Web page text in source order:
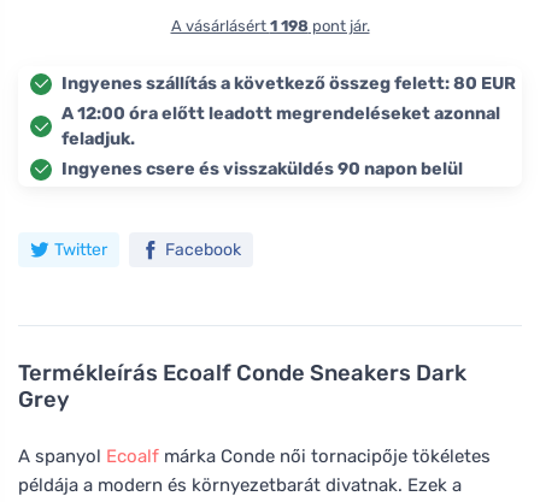
Termékleírás Ecoalf Conde Sneakers Dark
Grey
A spanyol Ecoalf márka Conde női tornacipője tökéletes
példája a modern és környezetbarát divatnak. Ezek a
A vásárlásért 1 198pont jár.
Ingyenes szállítás a következő összeg felett: 80 EUR
A 12:00 óra előtt leadott megrendeléseket azonnal
feladjuk.
Ingyenes csere és visszaküldés 90 napon belül
Twitter Facebook